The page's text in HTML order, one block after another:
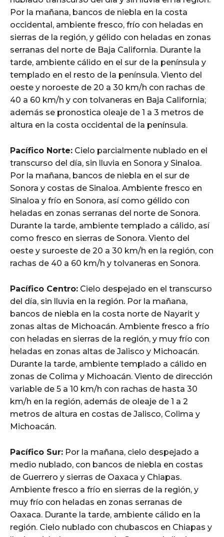
Por la mañana, bancos de niebla en la costa
occidental, ambiente fresco, frío con heladas en
sierras de la región, y gélido con heladas en zonas
serranas del norte de Baja California. Durante la
tarde, ambiente cálido en el sur de la península y
templado en el resto de la península. Viento del
oeste y noroeste de 20 a 30 km/h con rachas de
40 a 60 km/h y con tolvaneras en Baja California;
además se pronostica oleaje de 1 a 3 metros de
altura en la costa occidental de la península.
Pacífico Norte: Cielo parcialmente nublado en el
transcurso del día, sin lluvia en Sonora y Sinaloa.
Por la mañana, bancos de niebla en el sur de
Sonora y costas de Sinaloa. Ambiente fresco en
Sinaloa y frío en Sonora, así como gélido con
heladas en zonas serranas del norte de Sonora.
Durante la tarde, ambiente templado a cálido, así
como fresco en sierras de Sonora. Viento del
oeste y suroeste de 20 a 30 km/h en la región, con
rachas de 40 a 60 km/h y tolvaneras en Sonora.
Pacífico Centro: Cielo despejado en el transcurso
del día, sin lluvia en la región. Por la mañana,
bancos de niebla en la costa norte de Nayarit y
zonas altas de Michoacán. Ambiente fresco a frío
con heladas en sierras de la región, y muy frío con
heladas en zonas altas de Jalisco y Michoacán.
Durante la tarde, ambiente templado a cálido en
zonas de Colima y Michoacán. Viento de dirección
variable de 5 a 10 km/h con rachas de hasta 30
km/h en la región, además de oleaje de 1 a 2
metros de altura en costas de Jalisco, Colima y
Michoacán.
Pacífico Sur: Por la mañana, cielo despejado a
medio nublado, con bancos de niebla en costas
de Guerrero y sierras de Oaxaca y Chiapas.
Ambiente fresco a frío en sierras de la región, y
muy frío con heladas en zonas serranas de
Oaxaca. Durante la tarde, ambiente cálido en la
región. Cielo nublado con chubascos en Chiapas y